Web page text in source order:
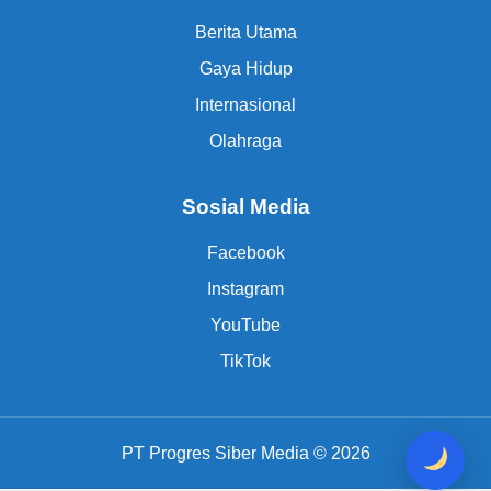
Berita Utama
Gaya Hidup
Internasional
Olahraga
Sosial Media
Facebook
Instagram
YouTube
TikTok
PT Progres Siber Media © 2026